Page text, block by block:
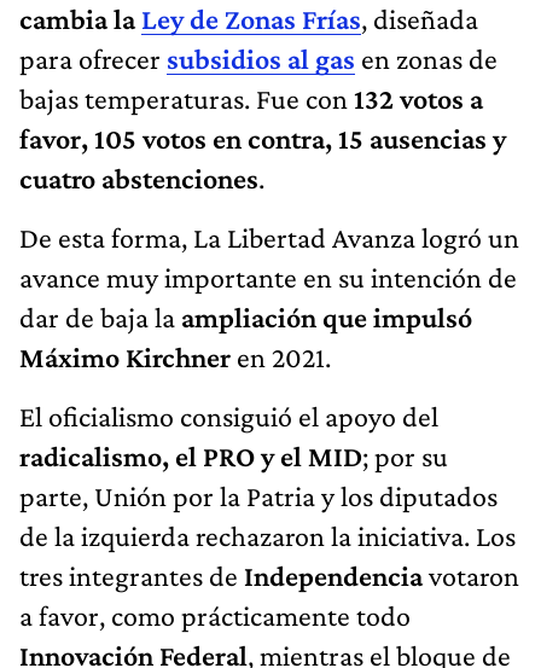
cambia laLey de Zonas Frías, diseñada
para ofrecer subsidios al gas en zonas de
bajas temperaturas. Fue con 132 votos a
favor, 105 votos en contra, 15 ausencias y
cuatro abstenciones.
De esta forma, La Libertad Avanza logró un
avance muy importante en su intención de
dar de baja la ampliación que impulsó
Máximo Kirchner en 2021.
El oficialismo consiguió el apoyo del
radicalismo, el PRO y el MID; por su
parte, Unión por la Patria y los diputados
de la izquierda rechazaron la iniciativa. Los
tres integrantes de Independenciavotaron
a favor, como prácticamente todo
Innovación Federal, mientras el bloque de